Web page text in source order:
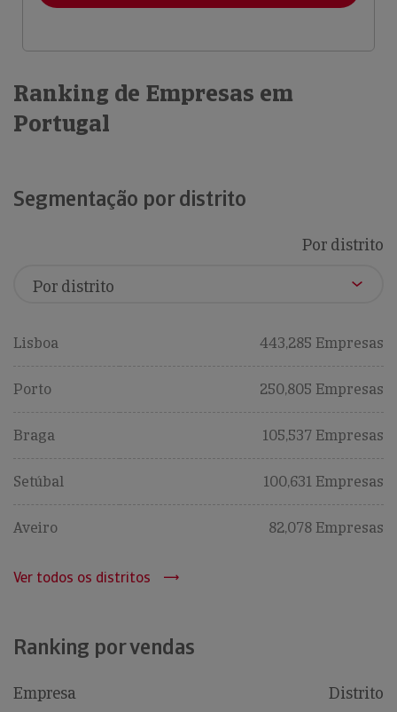
Ranking de Empresas em
Portugal
Segmentação por distrito
Por distrito
Lisboa 443,285 Empresas
Porto 250,805 Empresas
Braga 105,537 Empresas
Setúbal 100,631 Empresas
Aveiro 82,078 Empresas
Ver todos os distritos
Ranking por vendas
Empresa Distrito